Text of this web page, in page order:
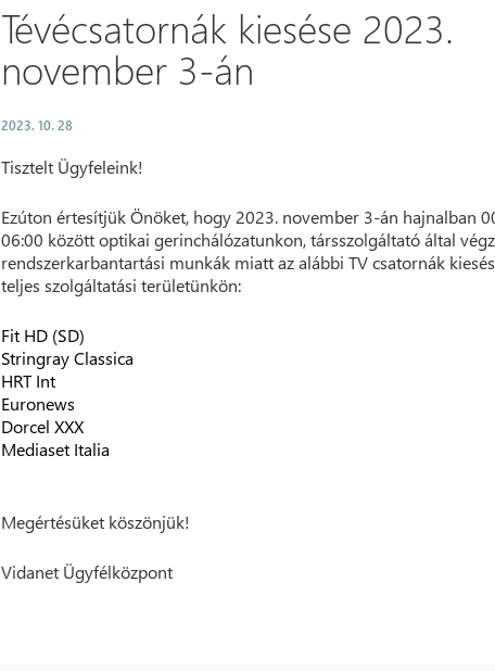
Tévécsatornák kiesése 2023.
november 3-án
2023. 10. 28
Tisztelt Ügyfeleink!
Ezúton értesítjük Önöket, hogy 2023. november 3-án hajnalban
06:00 között optikai gerinchálózatunkon, társszolgáltató által
rendszerkarbantartási munkák miatt az alábbi TV csatornák
teljes szolgáltatási területünkön:
Fit HD (SD)
Stringray Classica
HRT Int
Euronews
Dorcel XXX
Mediaset Italia
Megértésüket köszönjük!
Vidanet Ügyfélközpont